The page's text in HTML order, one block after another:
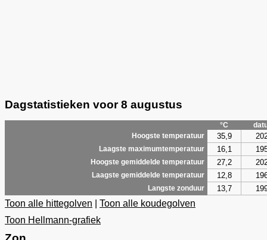
Dagstatistieken voor 8 augustus
°C
Hoogste temperatuur
35,9
Laagste maximumtemperatuur 16,1
Hoogste gemiddelde temperatuur 27,2
Laagste gemiddelde temperatuur 12,8
Langste zonduur 13,7
Toon alle hittegolven
Toon alle koudegolven
Toon Hellmann-grafiek